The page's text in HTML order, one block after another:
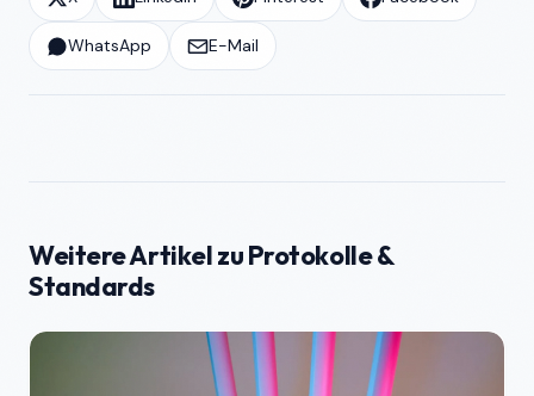
WhatsApp E-Mail
Weitere Artikel zu Protokolle &
Standards